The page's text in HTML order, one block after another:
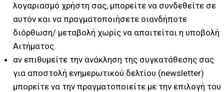
λογαριασμό χρήστη σας, μπορείτε να συνδεθείτε σε
αυτόν και να πραγματοποιήσετε οιανδήποτε
διόρθωση/ μεταβολή χωρίς να απαιτείται η υποβολή
Αιτήματος.
αν επιθυμείτε την ανάκληση της συγκατάθεσης σας
για αποστολή ενημερωτικού δελτίου (newsletter)
μπορείτε να την πραγματοποιείτε με την επιλογή του